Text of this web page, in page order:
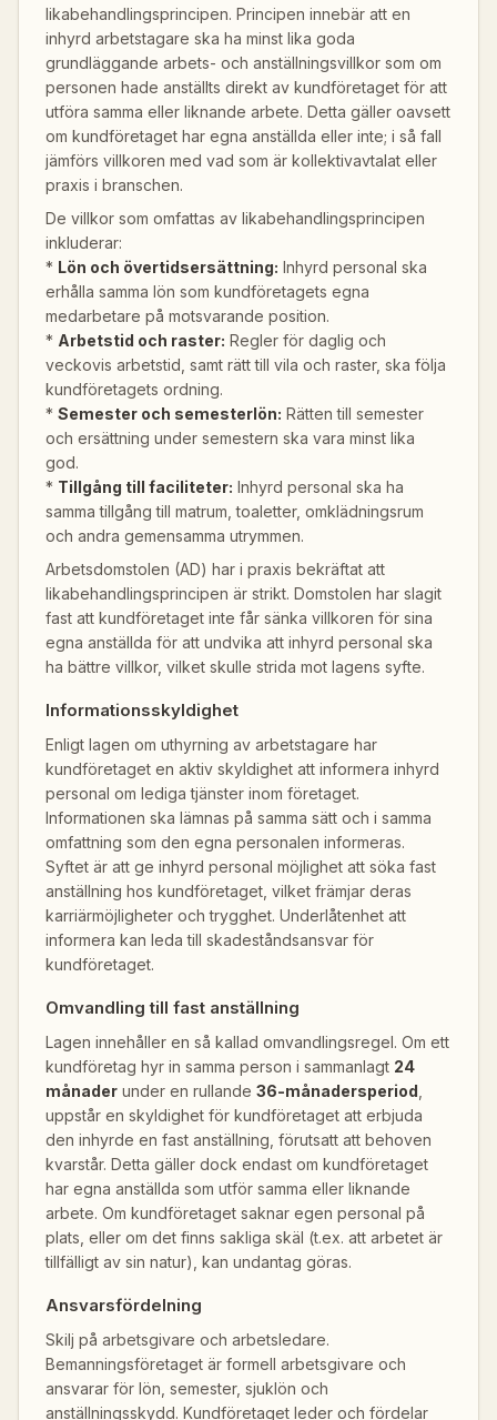
likabehandlingsprincipen. Principen innebär att en
inhyrd arbetstagare ska ha minst lika goda
grundläggande arbets- och anställningsvillkor som om
personen hade anställts direkt av kundföretaget för att
utföra samma eller liknande arbete. Detta gäller oavsett
om kundföretaget har egna anställda eller inte; i så fall
jämförs villkoren med vad som är kollektivavtalat eller
praxis i branschen.
De villkor som omfattas av likabehandlingsprincipen
inkluderar:
* Lön och övertidsersättning: Inhyrd personal ska
erhålla samma lön som kundföretagets egna
medarbetare på motsvarande position.
* Arbetstid och raster: Regler för daglig och
veckovis arbetstid, samt rätt till vila och raster, ska följa
kundföretagets ordning.
* Semester och semesterlön: Rätten till semester
och ersättning under semestern ska vara minst lika
god.
* Tillgång till faciliteter: Inhyrd personal ska ha
samma tillgång till matrum, toaletter, omklädningsrum
och andra gemensamma utrymmen.
Arbetsdomstolen (AD) har i praxis bekräftat att
likabehandlingsprincipen är strikt. Domstolen har slagit
fast att kundföretaget inte får sänka villkoren för sina
egna anställda för att undvika att inhyrd personal ska
ha bättre villkor, vilket skulle strida mot lagens syfte.
Informationsskyldighet
Enligt lagen om uthyrning av arbetstagare har
kundföretaget en aktiv skyldighet att informera inhyrd
personal om lediga tjänster inom företaget.
Informationen ska lämnas på samma sätt och i samma
omfattning som den egna personalen informeras.
Syftet är att ge inhyrd personal möjlighet att söka fast
anställning hos kundföretaget, vilket främjar deras
karriärmöjligheter och trygghet. Underlåtenhet att
informera kan leda till skadeståndsansvar för
kundföretaget.
Omvandling till fast anställning
Lagen innehåller en så kallad omvandlingsregel. Om ett
kundföretag hyr in samma person i sammanlagt 24
månader under en rullande 36-månadersperiod
uppstår en skyldighet för kundföretaget att erbjuda
den inhyrde en fast anställning, förutsatt att behoven
kvarstår. Detta gäller dock endast om kundföretaget
har egna anställda som utför samma eller liknande
arbete. Om kundföretaget saknar egen personal på
plats, eller om det finns sakliga skäl (t.ex. att arbetet är
tillfälligt av sin natur), kan undantag göras.
Ansvarsfördelning
Skilj på arbetsgivare och arbetsledare.
Bemanningsföretaget är formell arbetsgivare och
ansvarar för lön, semester, sjuklön och
anställningsskydd. Kundföretaget leder och fördelar